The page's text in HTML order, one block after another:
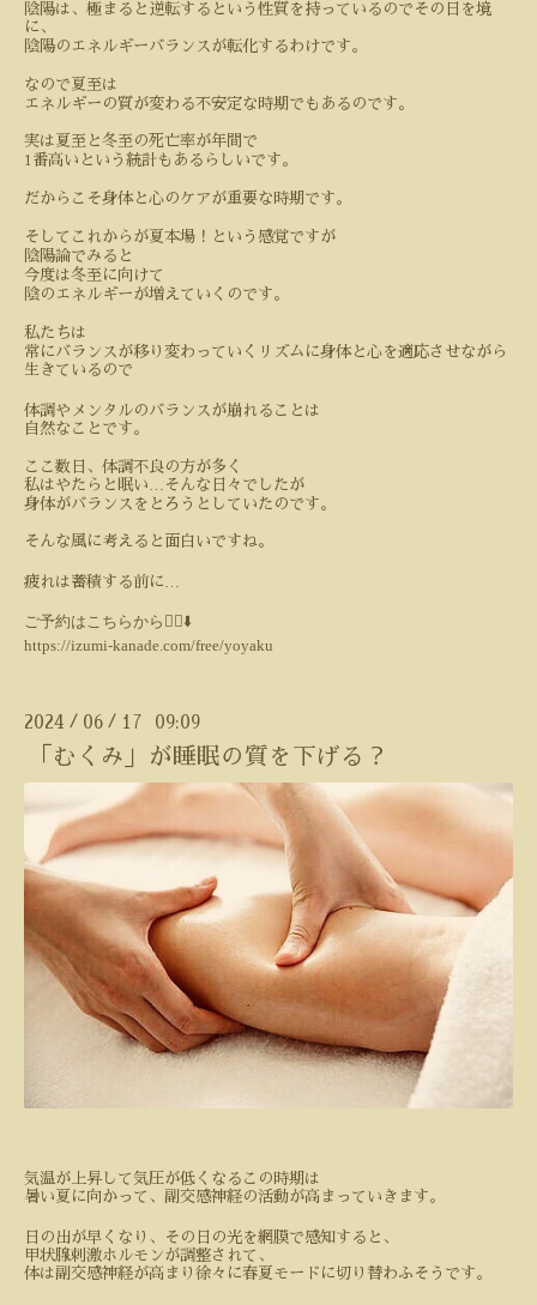
陰陽は、極まると逆転するという性質を持っているのでその日を境
に、
陰陽のエネルギーバランスが転化するわけです。
なので夏至は
エネルギーの質が変わる不安定な時期でもあるのです。
実は夏至と冬至の死亡率が年間で
1番高いという統計もあるらしいです。
だからこそ身体と心のケアが重要な時期です。
そしてこれからが夏本場！という感覚ですが
陰陽論でみると
今度は冬至に向けて
陰のエネルギーが増えていくのです。
私たちは
常にバランスが移り変わっていくリズムに身体と心を適応させながら
生きているので
体調やメンタルのバランスが崩れることは
自然なことです。
ここ数日、体調不良の方が多く
私はやたらと眠い… そんな日々でしたが
身体がバランスをとろうとしていたのです。
そんな風に考えると面白いですね。
疲れは蓄積する前に…
ご予約はこちらから💁‍♀️⬇️
https://izumi-kanade.com/free/yoyaku
2024 / 06 / 17 09:09
「むくみ」が睡眠の質を下げる？
気温が上昇して気圧が低くなるこの時期は
暑い夏に向かって、副交感神経の活動が高まっていきます。
日の出が早くなり、その日の光を網膜で感知すると、
甲状腺刺激ホルモンが調整されて、
体は副交感神経が高まり徐々に春夏モードに切り替わふそうです。